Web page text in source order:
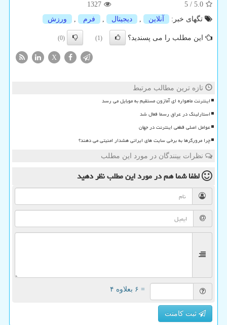
5.0
/
5
1327
تگهای خبر:
آنلاین , دیجیتال , فرم , ورزش
این مطلب را می پسندید؟ (1)
(0)
X
تازه ترین مطالب مرتبط
اینترنت ماهواره ای آمازون مستقیم به موبایل می رسد
استارلینک در عراق رسما فعال شد
عوامل اصلی قطعی اینترنت در جهان
چرا مرورگرها به برخی سایت های ایرانی هشدار امنیتی می دهند؟
نظرات بینندگان در مورد این مطلب
لطفا شما همدر مورد این مطلبنظر دهید
= ۶ بعلاوه ۴
ثبت کامنت